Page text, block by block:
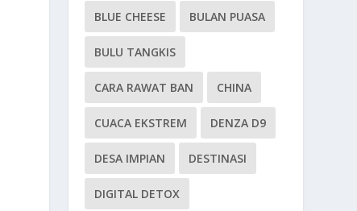
BLUE CHEESE BULAN PUASA
BULU TANGKIS
CARA RAWAT BAN CHINA
CUACA EKSTREM DENZA D9
DESA IMPIAN DESTINASI
DIGITAL DETOX